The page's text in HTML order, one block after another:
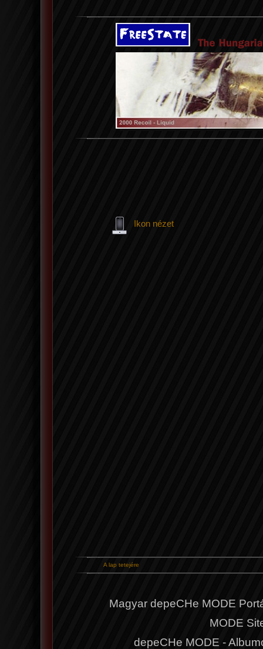
Ikon nézet
A lap tetejére
Magyar depeCHe MODE
MODE
depeCHe MODE -